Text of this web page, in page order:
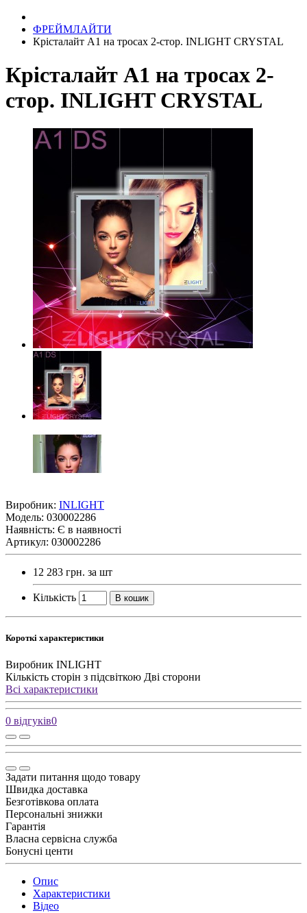
ФРЕЙМЛАЙТИ
Крісталайт А1 на тросах 2-стор. INLIGHT CRYSTAL
Крісталайт А1 на тросах 2-
стор. INLIGHT CRYSTAL
Виробник: INLIGHT
Модель: 030002286
Наявність: Є в наявності
Артикул: 030002286
12 283 грн. за шт
Кількість В кошик
Короткі характеристики
Виробник INLIGHT
Кількість сторін з підсвіткою Дві сторони
Всі характеристики
0 відгуків0
Задати питання щодо товару
Швидка доставка
Безготівкова оплата
Персональні знижки
Гарантія
Власна сервісна служба
Бонусні центи
Опис
Характеристики
Відео